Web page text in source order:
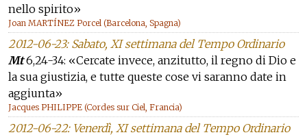
nello spirito»
Joan MARTÍNEZ Porcel (Barcelona, Spagna)
2012-06-23: Sabato, XI settimana del Tempo Ordinario
Mt6,24-34: «Cercate invece, anzitutto, il regno di Dio e
la sua giustizia, e tutte queste cose vi saranno date in
aggiunta»
Jacques PHILIPPE (Cordes sur Ciel, Francia)
2012-06-22: Venerdì, XI settimana del Tempo Ordinario